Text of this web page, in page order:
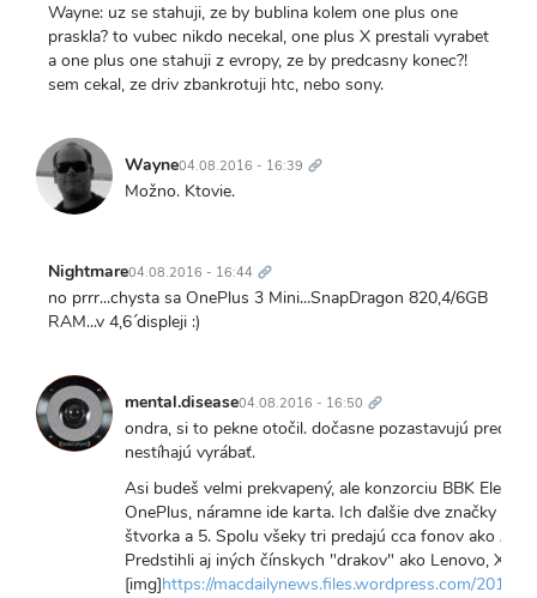
Wayne: uz se stahuji, ze by bublina kolem one plus one
praskla? to vubec nikdo necekal, one plus X prestali vyrabet
a one plus one stahuji z evropy, ze by predcasny konec?!
sem cekal, ze driv zbankrotuji htc, nebo sony.
Wayne04.08.2016 - 16:39 odkaz
Možno. Ktovie.
Nightmare04.08.2016 - 16:44 odkaz
no prrr...chysta sa OnePlus 3 Mini...SnapDragon 820,4/6GB
RAM...v 4,6´ displeji :)
mental.disease04.08.2016 - 16:50 odkaz
ondra, si to pekne otočil. dočasne pozastavujú predaj
nestíhajú vyrábať.
Asi budeš velmi prekvapený, ale konzorciu BBK
OnePlus, náramne ide karta. Ich ďalšie dve značky
štvorka a 5. Spolu všeky tri predajú cca fonov ako
Predstihli aj iných čínskych "drakov" ako Lenovo,
[img]https://macdailynews.files.wordpress.com/2016/